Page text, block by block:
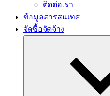
ติดต่อเรา
ข้อมูลสารสนเทศ
จัดซื้อจัดจ้าง